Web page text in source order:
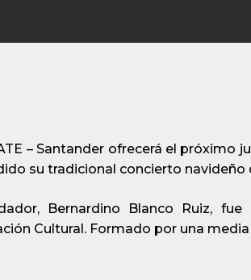
– Santander ofrecerá el próximo
su tradicional concierto
Bernardino Blanco Ruiz,
Cultural. Formado por una